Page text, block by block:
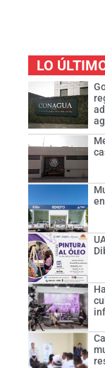
LO